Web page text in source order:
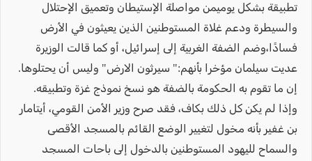
تطبيقة بشكل يوميمن مواصلة الإستيطان وتعميق الإحتلال
والسيطرة ودعم غلاة المستوطنين الذين يعيثون في الأرض
فسادًا،وضم الضفة الغربية إلى إسرائيل، أو كما قالت الوزيرة
عديت سيلمان مؤخرا بأنهم:" سيرثون الارض" وليس أن يحتلوها.
إن ما تقوم به الحكومة بالضفة هو نسخ نموذج غزة وتطبيقه.
وإذا لم يكن كل ذلك بكاف، فقد صرح وزير الأمن القومي، أيتامار
بن غفير بأنه مخول لتغيير الوضع القائم بالمسجد الأقصى
والسماح لليهود المستوطنين بالدخول إلى باحات المسجد